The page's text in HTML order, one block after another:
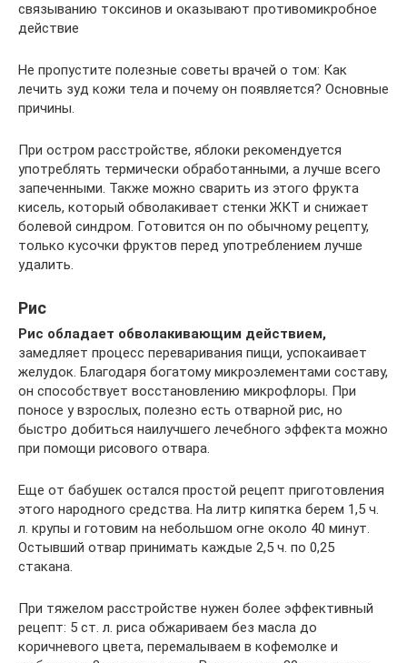
связыванию токсинов и оказывают противомикробное
действие
Не пропустите полезные советы врачей о том: Как
лечить зуд кожи тела и почему он появляется? Основные
причины.
При остром расстройстве, яблоки рекомендуется
употреблять термически обработанными, а лучше всего
запеченными. Также можно сварить из этого фрукта
кисель, который обволакивает стенки ЖКТ и снижает
болевой синдром. Готовится он по обычному рецепту,
только кусочки фруктов перед употреблением лучше
удалить.
Рис
Рис обладает обволакивающим действием,
замедляет процесс переваривания пищи, успокаивает
желудок. Благодаря богатому микроэлементами составу,
он способствует восстановлению микрофлоры. При
поносе у взрослых, полезно есть отварной рис, но
быстро добиться наилучшего лечебного эффекта можно
при помощи рисового отвара.
Еще от бабушек остался простой рецепт приготовления
этого народного средства. На литр кипятка берем 1,5 ч.
л. крупы и готовим на небольшом огне около 40 минут.
Остывший отвар принимать каждые 2,5 ч. по 0,25
стакана.
При тяжелом расстройстве нужен более эффективный
рецепт: 5 ст. л. риса обжариваем без масла до
коричневого цвета, перемалываем в кофемолке и